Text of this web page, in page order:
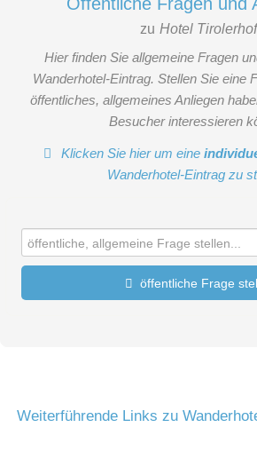
zu Hotel Tirolerhof
Hier finden Sie allgemeine Fragen
Wanderhotel-Eintrag. Stellen Sie eine
öffentliches, allgemeines Anliegen
Besucher interessieren
Klicken Sie hier um eine
Wanderhotel-Eintrag zu
öffentliche Frage
Weiterführende Links zu